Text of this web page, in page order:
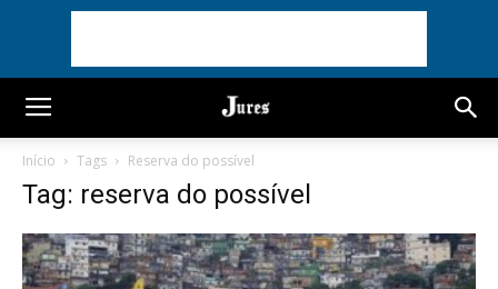
Início Tags Reserva do possível
Tag: reserva do possível